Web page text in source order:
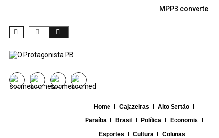
MPPB converte
Home Cajazeiras
Alto Sertão
Paraíba
Brasil Política
Economia
Esportes
Cultura Colunas